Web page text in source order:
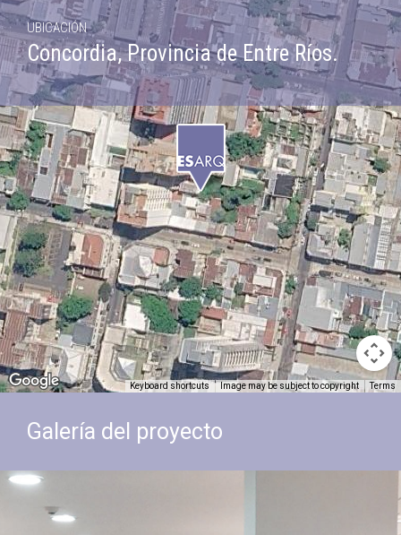
Keyboard shortcuts Image may be subject to copyright Terms
UBICACIÓN
Concordia, Provincia de Entre Ríos.
Galería del proyecto